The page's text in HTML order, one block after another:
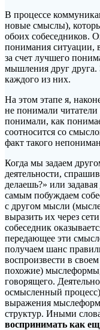
В процессе
новые смыслы),
обоих собеседников.
понимания ситуации,
за счет лучшего
мышления друг друга.
каждого из них.
На этом этапе я,
не понимали
понимали, как
соотносится со
факт такого
Когда мы задаем
деятельности,
делаешь?» или
самым побуждаем
с другом мысли
выразить их через
собеседник
передающее эти
получаем шанс
воспроизвести в
похожие)
говорящего.
осмысленный
выражения
структур. Иными
воспринимать как